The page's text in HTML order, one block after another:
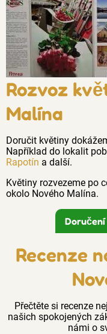
Rozvoz
Malína
Doručit květiny
Například do lokalit
Rapotín a další.
Květiny rozvezeme po
okolo Nového Malína.
Recenze
Přečtěte si recenze
našich spokojených
námi o